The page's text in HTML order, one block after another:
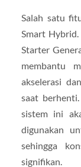
Salah satu
Smart
Starter
membantu
akselerasi
saat
sistem ini
digunakan
sehingga
signifikan.